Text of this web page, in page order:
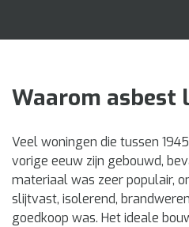
Waarom asbest
Veel woningen die tussen
vorige eeuw zijn gebouwd,
materiaal was zeer populair,
slijtvast, isolerend,
goedkoop was. Het ideale